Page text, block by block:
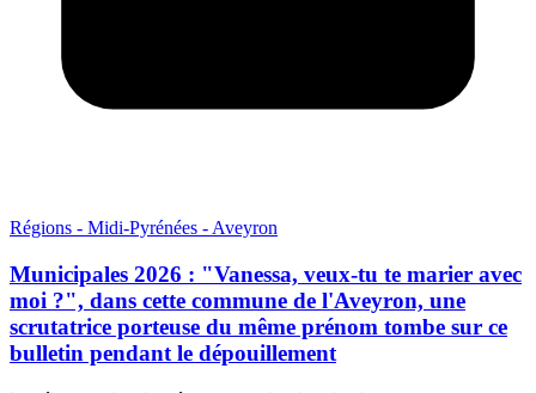
Régions - Midi-Pyrénées - Aveyron
Municipales 2026 : "Vanessa, veux-tu te marier avec
moi ?", dans cette commune de l'Aveyron, une
scrutatrice porteuse du même prénom tombe sur ce
bulletin pendant le dépouillement